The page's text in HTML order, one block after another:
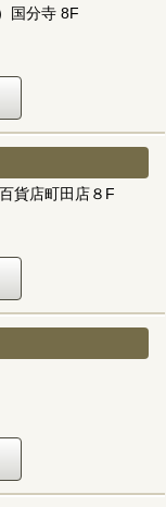
国分寺 8F
貨店町田店８F